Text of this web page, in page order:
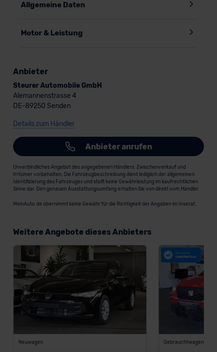
Allgemeine Daten
Motor & Leistung
Anbieter
Steurer Automobile GmbH
Alemannenstrasse 4
DE-89250 Senden
Details zum Händler
Anbieter anrufen
Unverbindliches Angebot des angegebenen Händlers. Zwischenverkauf und
Irrtümer vorbehalten. Die Fahrzeugbeschreibung dient lediglich der allgemeinen
Identifizierung des Fahrzeuges und stellt keine Gewährleistung im kaufrechtlichen
Sinne dar. Den genauen Ausstattungsumfang erhalten Sie von direkt vom Händler.
MeinAuto.de übernimmt keine Gewähr für die Richtigkeit der Angaben im Inserat.
Weitere Angebote dieses Anbieters
Neuwagen Gebrauchtwagen